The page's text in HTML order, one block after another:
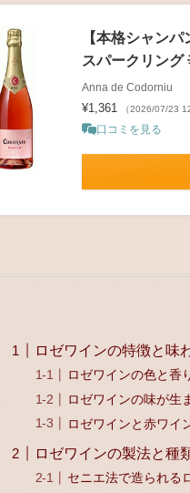
【本格シャン
スパークリング
Anna de Codorniu
¥1,361 （2026/07/23
口コミを見る
ロゼワインの特徴と味
ロゼワインの色と香
ロゼワインの味が生
ロゼワインと赤ワイ
ロゼワインの製法と種
セニエ法で造られる